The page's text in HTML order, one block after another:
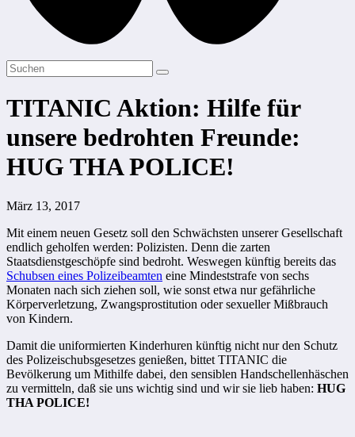
TITANIC Aktion: Hilfe für
unsere bedrohten Freunde:
HUG THA POLICE!
März 13, 2017
Mit einem neuen Gesetz soll den Schwächsten unserer Gesellschaft
endlich geholfen werden: Polizisten. Denn die zarten
Staatsdienstgeschöpfe sind bedroht. Weswegen künftig bereits das
Schubsen eines Polizeibeamten eine Mindeststrafe von sechs
Monaten nach sich ziehen soll, wie sonst etwa nur gefährliche
Körperverletzung, Zwangsprostitution oder sexueller Mißbrauch
von Kindern.
Damit die uniformierten Kinderhuren künftig nicht nur den Schutz
des Polizeischubsgesetzes genießen, bittet TITANIC die
Bevölkerung um Mithilfe dabei, den sensiblen Handschellenhäschen
zu vermitteln, daß sie uns wichtig sind und wir sie lieb haben: HUG
THA POLICE!